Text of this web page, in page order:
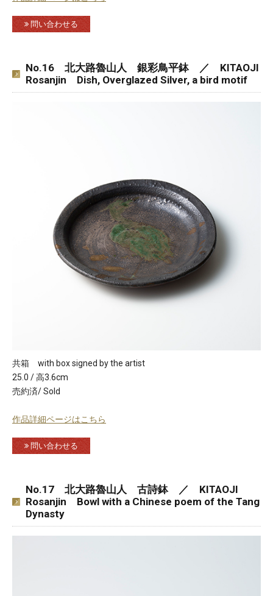
問い合わせる
No.16 北大路魯山人 銀彩鳥平鉢 ／ KITAOJI
Rosanjin Dish, Overglazed Silver, a bird motif
共箱 with box signed by the artist
25.0 / 高3.6cm
売約済/ Sold
作品詳細ページはこちら
問い合わせる
No.17 北大路魯山人 古詩鉢 ／ KITAOJI
Rosanjin Bowl with a Chinese poem of the Tang
Dynasty